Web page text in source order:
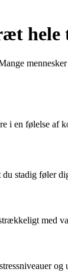
hele
i en følelse
stadig føler
med